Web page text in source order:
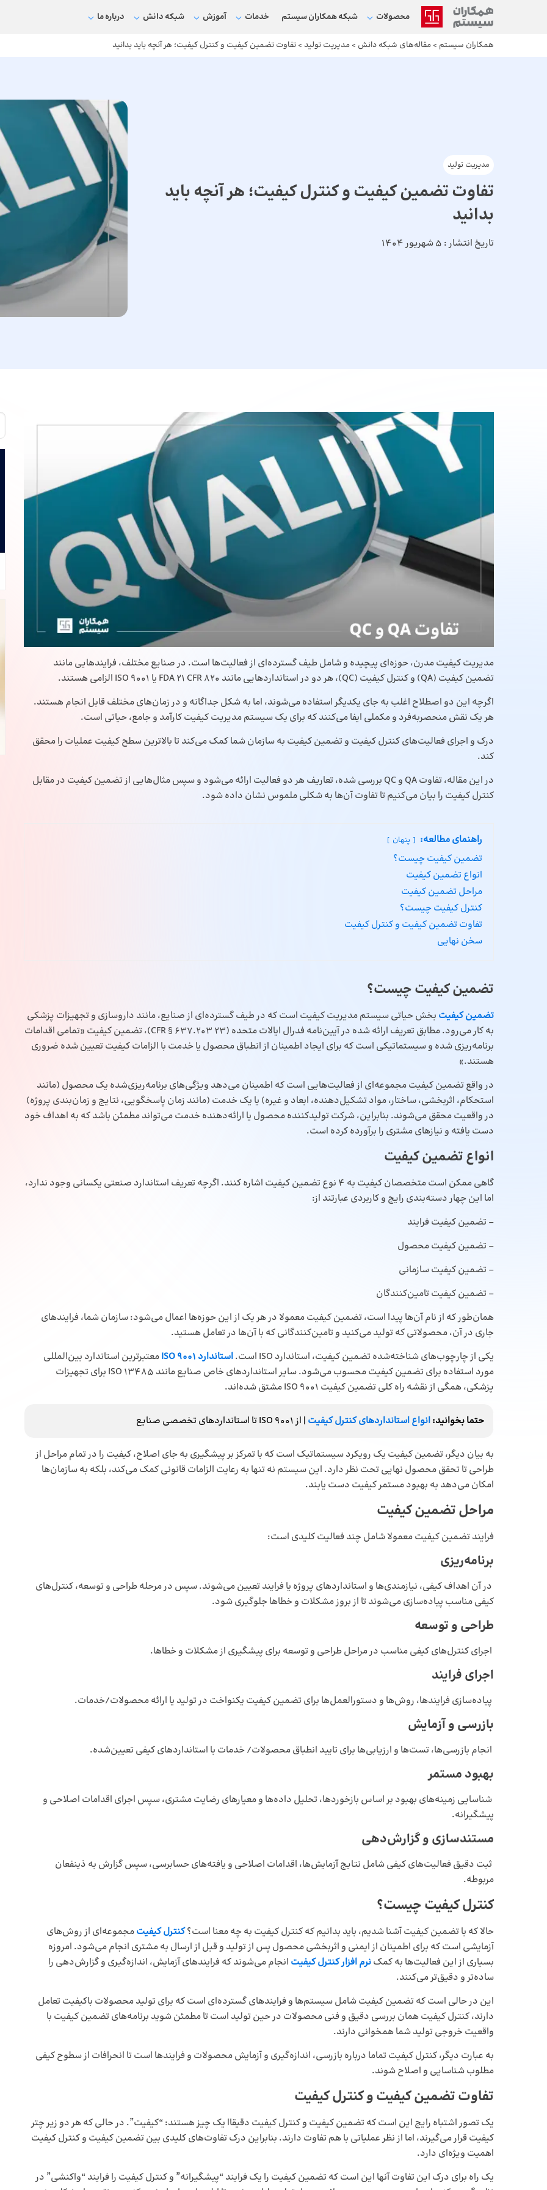
محصولات شبکه‌ همکاران سیستم خدمات آموزش شبکه دانش درباره ما
همکاران سیستم > مقاله‌های شبکه دانش > مدیریت تولید > تفاوت تضمین کیفیت و کنترل کیفیت؛ هر آنچه باید بدانید
مدیریت تولید
تفاوت تضمین کیفیت و کنترل کیفیت؛ هر آنچه باید
بدانید
تاریخ انتشار : 5 شهریور 1404
مدیریت کیفیت مدرن، حوزه‌ای پیچیده و شامل طیف گسترده‌ای از فعالیت‌ها است. در صنایع مختلف، فرایندهایی مانند
تضمین کیفیت (QA) و کنترل کیفیت (QC)، هر دو در استانداردهایی مانند FDA 21 CFR 820 یا ISO 9001 الزامی هستند.
اگرچه این دو اصطلاح اغلب به جای یکدیگر استفاده می‌شوند، اما به شکل جداگانه و در زمان‌های مختلف قابل انجام هستند.
هر یک نقش منحصربه‌فرد و مکملی ایفا می‌کنند که برای یک سیستم مدیریت کیفیت کارآمد و جامع، حیاتی است.
درک و اجرای فعالیت‌های کنترل کیفیت و تضمین کیفیت به سازمان شما کمک می‌کند تا بالاترین سطح کیفیت عملیات را محقق
کند.
در این مقاله، تفاوت QA و QC بررسی شده، تعاریف هر دو فعالیت ارائه می‌شود و سپس مثال‌هایی از تضمین کیفیت در مقابل
کنترل کیفیت را بیان می‌کنیم تا تفاوت آن‌ها به شکلی ملموس نشان داده شود.
راهنمای مطالعه: پنهان
تضمین کیفیت چیست؟
انواع تضمین کیفیت
مراحل تضمین کیفیت
کنترل کیفیت چیست؟
تفاوت تضمین کیفیت و کنترل کیفیت
سخن نهایی
تضمین کیفیت چیست؟
تضمین کیفیت بخش حیاتی سیستم مدیریت کیفیت است که در طیف گسترده‌ای از صنایع، مانند داروسازی و تجهیزات پزشکی
به کار می‌رود. مطابق تعریف ارائه شده در آیین‌نامه فدرال ایالات متحده (23 CFR § 637.203)، تضمین کیفیت «تمامی اقدامات
برنامه‌ریزی شده و سیستماتیکی است که برای ایجاد اطمینان از انطباق محصول یا خدمت با الزامات کیفیت تعیین شده ضروری
هستند.»
در واقع تضمین کیفیت مجموعه‌ای از فعالیت‌هایی است که اطمینان می‌دهد ویژگی‌های برنامه‌ریزی‌شده یک محصول (مانند
استحکام، اثربخشی، ساختار، مواد تشکیل‌دهنده، ابعاد و غیره) یا یک خدمت (مانند زمان پاسخگویی، نتایج و زمان‌بندی پروژه)
در واقعیت محقق می‌شوند. بنابراین، شرکت تولیدکننده محصول یا ارائه‌دهنده خدمت می‌تواند مطمئن باشد که به اهداف خود
دست یافته و نیازهای مشتری را برآورده کرده است.
انواع تضمین کیفیت
گاهی ممکن است متخصصان کیفیت به ۴ نوع تضمین کیفیت اشاره کنند. اگرچه تعریف استاندارد صنعتی یکسانی وجود ندارد،
اما این چهار دسته‌بندی رایج و کاربردی عبارتند از:
– تضمین کیفیت فرایند
– تضمین کیفیت محصول
– تضمین کیفیت سازمانی
– تضمین کیفیت تامین‌کنندگان
همان‌طور که از نام آن‌ها پیدا است، تضمین کیفیت معمولا در هر یک از این حوزه‌ها اعمال می‌شود: سازمان شما، فرایندهای
جاری در آن، محصولاتی که تولید می‌کنید و تامین‌کنندگانی که با آن‌ها در تعامل هستید.
یکی از چارچوب‌های شناخته‌شده تضمین کیفیت، استاندارد ISO است.
استاندارد ISO 9001
معتبرترین استاندارد بین‌المللی
مورد استفاده برای تضمین کیفیت محسوب می‌شود. سایر استانداردهای خاص صنایع مانند ISO 13485 برای تجهیزات
پزشکی، همگی از نقشه راه کلی تضمین کیفیت ISO 9001 مشتق شده‌اند.
حتما بخوانید:انواع استانداردهای کنترل کیفیت | از ISO 9001 تا استانداردهای تخصصی صنایع
به بیان دیگر، تضمین کیفیت یک رویکرد سیستماتیک است که با تمرکز بر پیشگیری به جای اصلاح، کیفیت را در تمام مراحل از
طراحی تا تحقق محصول نهایی تحت نظر دارد. این سیستم نه تنها به رعایت الزامات قانونی کمک می‌کند، بلکه به سازمان‌ها
امکان می‌دهد به بهبود مستمر کیفیت دست یابند.
مراحل تضمین کیفیت
فرایند تضمین کیفیت معمولا شامل چند فعالیت کلیدی است:
برنامه‌ریزی
در آن اهداف کیفی، نیازمندی‌ها و استانداردهای پروژه یا فرایند تعیین می‌شوند. سپس در مرحله طراحی و توسعه، کنترل‌های
کیفی مناسب پیاده‌سازی می‌شوند تا از بروز مشکلات و خطاها جلوگیری شود.
طراحی و توسعه
اجرای کنترل‌های کیفی مناسب در مراحل طراحی و توسعه برای پیشگیری از مشکلات و خطاها.
اجرای فرایند
پیاده‌سازی فرایندها، روش‌ها و دستورالعمل‌ها برای تضمین کیفیت یکنواخت در تولید یا ارائه محصولات/خدمات.
بازرسی و آزمایش
انجام بازرسی‌ها، تست‌ها و ارزیابی‌ها برای تایید انطباق محصولات/ خدمات با استانداردهای کیفی تعیین‌شده.
بهبود مستمر
شناسایی زمینه‌های بهبود بر اساس بازخوردها، تحلیل داده‌ها و معیارهای رضایت مشتری، سپس اجرای اقدامات اصلاحی و
پیشگیرانه.
مستندسازی و گزارش‌دهی
ثبت دقیق فعالیت‌های کیفی شامل نتایج آزمایش‌ها، اقدامات اصلاحی و یافته‌های حسابرسی، سپس گزارش به ذینفعان
مربوطه.
کنترل کیفیت چیست؟
حالا که با تضمین کیفیت آشنا شدیم، باید بدانیم که کنترل کیفیت به چه معنا است؟کنترل کیفیتمجموعه‌ای از روش‌های
آزمایشی است که برای اطمینان از ایمنی و اثربخشی محصول پس از تولید و قبل از ارسال به مشتری انجام می‌شود. امروزه
بسیاری از این فعالیت‌ها به کمکنرم ‌افزار کنترل کیفیت انجام می‌شوند که فرایندهای آزمایش، اندازه‌گیری و گزارش‌دهی را
ساده‌تر و دقیق‌تر می‌کنند.
این در حالی است که تضمین کیفیت شامل سیستم‌ها و فرایندهای گسترده‌ای است که برای تولید محصولات باکیفیت تعامل
دارند، کنترل کیفیت همان بررسی دقیق و فنی محصولات در حین تولید است تا مطمئن شوید برنامه‌های تضمین کیفیت با
واقعیت خروجی تولید شما همخوانی دارند.
به عبارت دیگر، کنترل کیفیت تماما درباره بازرسی، اندازه‌گیری و آزمایش محصولات و فرایندها است تا انحرافات از سطوح کیفی
مطلوب شناسایی و اصلاح شوند.
تفاوت تضمین کیفیت و کنترل کیفیت
یک تصور اشتباه رایج این است که تضمین کیفیت و کنترل کیفیت دقیقاا یک چیز هستند: “کیفیت”. در حالی که هر دو زیر چتر
کیفیت قرار می‌گیرند، اما از نظر عملیاتی با هم تفاوت دارند. بنابراین درک تفاوت‌های کلیدی بین تضمین کیفیت و کنترل کیفیت
اهمیت ویژه‌ای دارد.
یک راه برای درک این تفاوت آنها این است که تضمین کیفیت را یک فرایند “پیشگیرانه” و کنترل کیفیت را فرایند “واکنشی” در